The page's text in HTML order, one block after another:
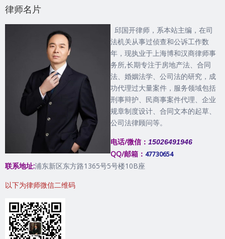
律师名片
邱国开律师，系本站主编，在司
法机关从事过侦查和公诉工作数
年，现执业于上海博和汉商律师事
务所,长期专注于房地产法、合同
法、婚姻法学、公司法的研究，成
功代理过大量案件，服务领域包括
刑事辩护、民商事案件代理、企业
规章制度设计、合同文本的起草、
公司法律顾问等。
电话/微信： 15026491946
QQ/邮箱： 47730654
联系地址:浦东新区东方路1365号5号楼10B座
以下为律师微信二维码